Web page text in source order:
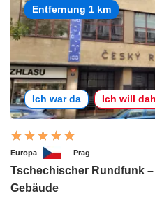
Entfernung 1 km
Ich war da Ich will
Europa Prag
Tschechischer Rundfunk
Gebäude